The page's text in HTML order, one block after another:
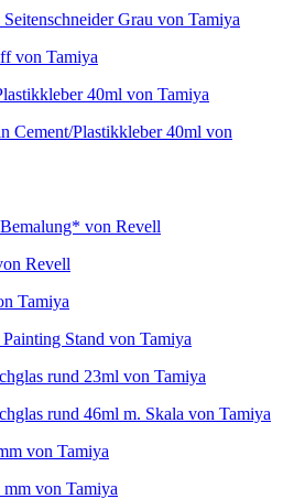
Grau von Tamiya
von Tamiya
40ml von Tamiya
Cement/Plastikkleber 40ml von
von Revell
Revell
Tamiya
Stand von Tamiya
rund 23ml von Tamiya
rund 46ml m. Skala von Tamiya
von Tamiya
von Tamiya